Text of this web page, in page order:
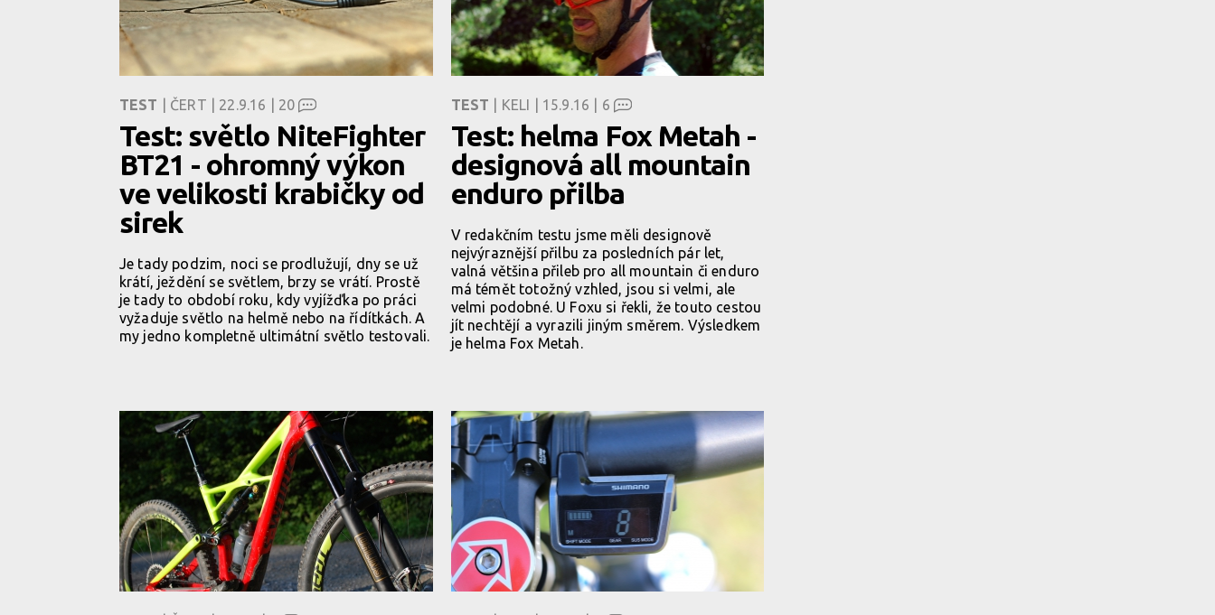
TEST | ČERT | 22.9.16 | 20
Test: světlo NiteFighter
BT21 - ohromný výkon
ve velikosti krabičky od
sirek
Je tady podzim, noci se prodlužují, dny se už
krátí, ježdění se světlem, brzy se vrátí. Prostě
je tady to období roku, kdy vyjížďka po práci
vyžaduje světlo na helmě nebo na řídítkách. A
my jedno kompletně ultimátní světlo testovali.
TEST | KELI | 15.9.16 | 6
Test: helma Fox Metah -
designová all mountain
enduro přilba
V redakčním testu jsme měli designově
nejvýraznější přilbu za posledních pár let,
valná většina přileb pro all mountain či enduro
má témět totožný vzhled, jsou si velmi, ale
velmi podobné. U Foxu si řekli, že touto cestou
jít nechtějí a vyrazili jiným směrem. Výsledkem
je helma Fox Metah.